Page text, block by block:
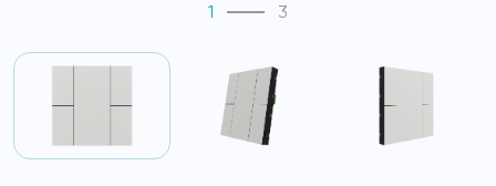
1 3